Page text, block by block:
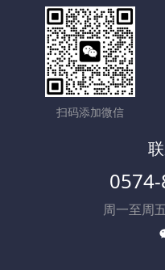
扫码添加微信
周一至周